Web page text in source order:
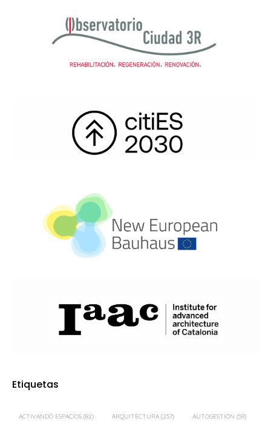
Etiquetas
ACTIVANDO ESPACIOS (82) ARQUITECTURA (257) AUTOGESTIÓN (59)